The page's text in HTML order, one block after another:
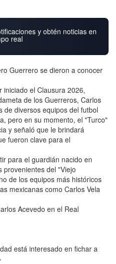
y obtén noticias en
real
Guerrero se dieron a conocer
el Clausura 2026,
de los Guerreros, Carlos
de diversos equipos del futbol
pero en su momento, el "Turco"
y señaló que le brindará
fueron clave para el
para el guardián nacido en
provenientes del "Viejo
de los equipos más históricos
mexicanas como Carlos Vela
Acevedo en el Real
está interesado en fichar a